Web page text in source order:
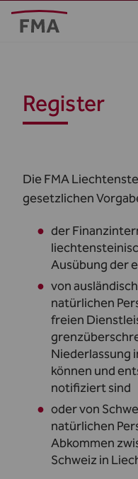
Register
Die FMA
gesetzlichen
der
Ausübung der
von
natürlichen
freien
Niederlassung
können und
notifiziert sind
oder von
natürlichen
Abkommen
Schweiz in